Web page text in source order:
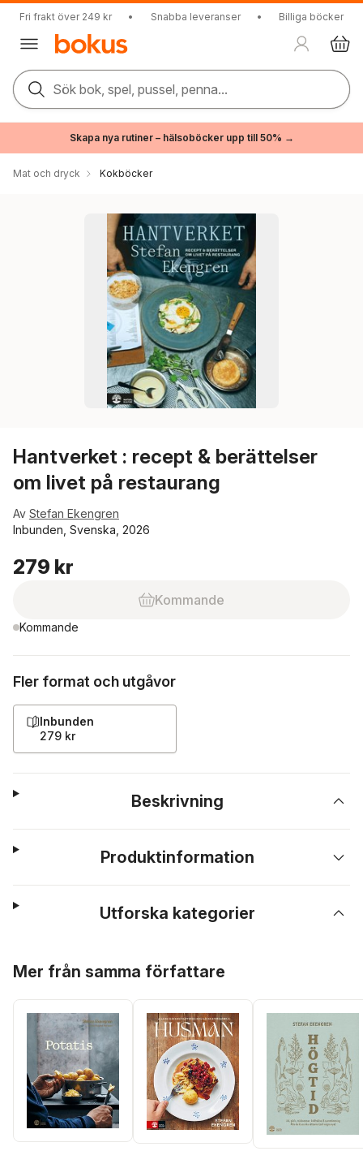
Fri frakt över 249 kr • Snabba leveranser • Billiga böcker
Sök bok, spel, pussel, penna...
Skapa nya rutiner – hälsoböcker upp till 50% →
Mat och dryck Kokböcker
Hantverket : recept & berättelser
om livet på restaurang
Av Stefan Ekengren
Inbunden, Svenska, 2026
279 kr
Kommande
Kommande
Fler format och utgåvor
Inbunden
279 kr
Beskrivning
Produktinformation
Utforska kategorier
Mer från samma författare